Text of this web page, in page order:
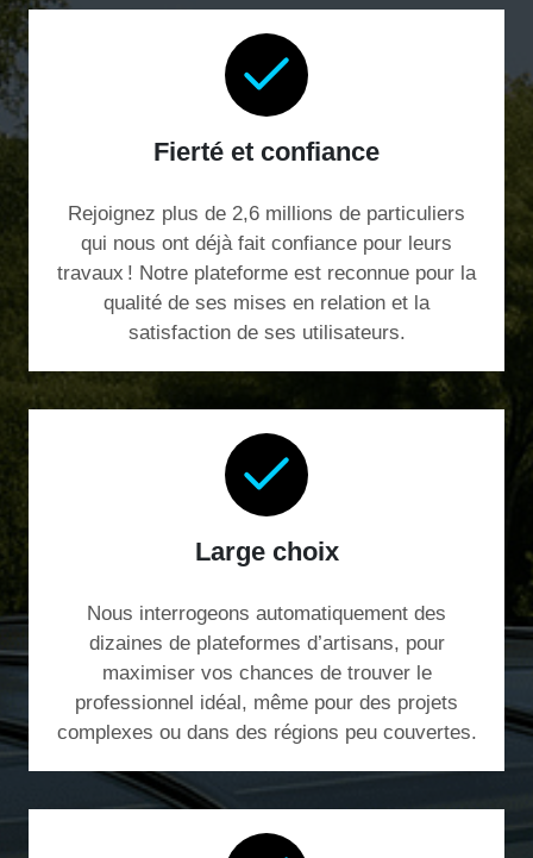
Fierté et confiance
Rejoignez plus de 2,6 millions de particuliers
qui nous ont déjà fait confiance pour leurs
travaux ! Notre plateforme est reconnue pour la
qualité de ses mises en relation et la
satisfaction de ses utilisateurs.
Large choix
Nous interrogeons automatiquement des
dizaines de plateformes d’artisans, pour
maximiser vos chances de trouver le
professionnel idéal, même pour des projets
complexes ou dans des régions peu couvertes.